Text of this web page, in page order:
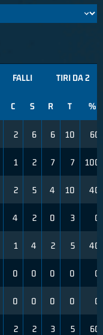
FALLI TIRI DA 2
C S R T %
2 6 6 10 60
1 2 7 7 100
2 5 4 10 40
4 2 0 3 0
1 4 2 5 40
0 0 0 0 0
0 0 0 0 0
2 2 3 5 60